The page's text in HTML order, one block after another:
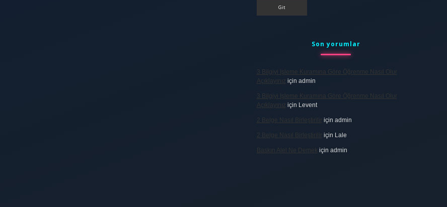
Son yorumlar
3 Bilgiyi Işleme Kuramına Göre Öğrenme Nasıl Olur
Açıklayınız için admin
3 Bilgiyi Işleme Kuramına Göre Öğrenme Nasıl Olur
Açıklayınız için Levent
2 Belge Nasıl Birleştirilir için admin
2 Belge Nasıl Birleştirilir için Lale
Baskın Alel Ne Demek için admin